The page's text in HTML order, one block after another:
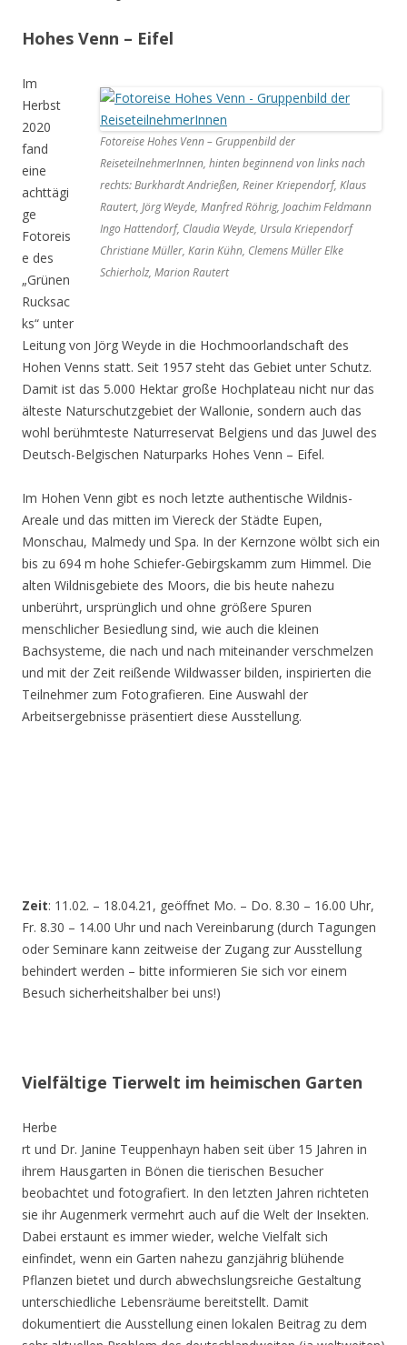
Hohes Venn – Eifel
Fotoreise Hohes Venn – Gruppenbild der
ReiseteilnehmerInnen, hinten beginnend von links nach
rechts: Burkhardt Andrießen, Reiner Kriependorf, Klaus
Rautert, Jörg Weyde, Manfred Röhrig, Joachim Feldmann
Ingo Hattendorf, Claudia Weyde, Ursula Kriependorf
Christiane Müller, Karin Kühn, Clemens Müller Elke
Schierholz, Marion Rautert
Im
Herbst
2020
fand
eine
achttägi
ge
Fotoreis
e des
„Grünen
Rucksac
ks“ unter
Leitung von Jörg Weyde in die Hochmoorlandschaft des
Hohen Venns statt. Seit 1957 steht das Gebiet unter Schutz.
Damit ist das 5.000 Hektar große Hochplateau nicht nur das
älteste Naturschutzgebiet der Wallonie, sondern auch das
wohl berühmteste Naturreservat Belgiens und das Juwel des
Deutsch-Belgischen Naturparks Hohes Venn – Eifel.
Im Hohen Venn gibt es noch letzte authentische Wildnis-
Areale und das mitten im Viereck der Städte Eupen,
Monschau, Malmedy und Spa. In der Kernzone wölbt sich ein
bis zu 694 m hohe Schiefer-Gebirgskamm zum Himmel. Die
alten Wildnisgebiete des Moors, die bis heute nahezu
unberührt, ursprünglich und ohne größere Spuren
menschlicher Besiedlung sind, wie auch die kleinen
Bachsysteme, die nach und nach miteinander verschmelzen
und mit der Zeit reißende Wildwasser bilden, inspirierten die
Teilnehmer zum Fotografieren. Eine Auswahl der
Arbeitsergebnisse präsentiert diese Ausstellung.
Zeit: 11.02. – 18.04.21, geöffnet Mo. – Do. 8.30 – 16.00 Uhr,
Fr. 8.30 – 14.00 Uhr und nach Vereinbarung (durch Tagungen
oder Seminare kann zeitweise der Zugang zur Ausstellung
behindert werden – bitte informieren Sie sich vor einem
Besuch sicherheitshalber bei uns!)
Vielfältige Tierwelt im heimischen Garten
Herbe
rt und Dr. Janine Teuppenhayn haben seit über 15 Jahren in
ihrem Hausgarten in Bönen die tierischen Besucher
beobachtet und fotografiert. In den letzten Jahren richteten
sie ihr Augenmerk vermehrt auch auf die Welt der Insekten.
Dabei erstaunt es immer wieder, welche Vielfalt sich
einfindet, wenn ein Garten nahezu ganzjährig blühende
Pflanzen bietet und durch abwechslungsreiche Gestaltung
unterschiedliche Lebensräume bereitstellt. Damit
dokumentiert die Ausstellung einen lokalen Beitrag zu dem